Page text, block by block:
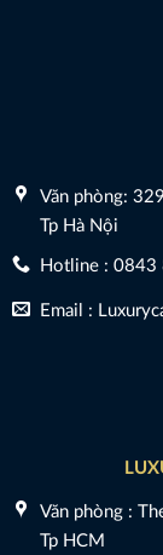
Văn phòng:
Tp Hà Nội
Hotline : 0843
Email :
Văn phòng :
Tp HCM